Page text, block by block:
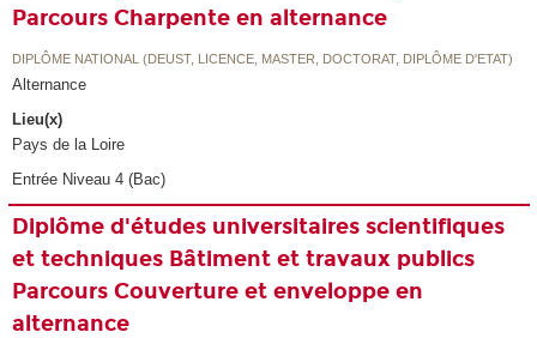
Parcours Charpente en alternance
DIPLÔME NATIONAL (DEUST, LICENCE, MASTER, DOCTORAT, DIPLÔME D'ETAT)
Alternance
Lieu(x)
Pays de la Loire
Entrée Niveau 4 (Bac)
Diplôme d'études universitaires scientifiques
et techniques Bâtiment et travaux publics
Parcours Couverture et enveloppe en
alternance